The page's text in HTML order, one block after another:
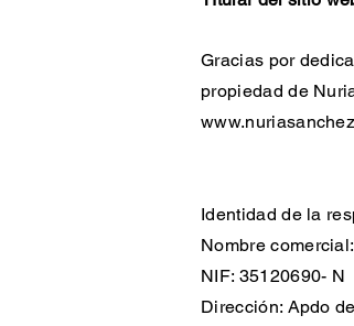
Gracias por
propiedad de
Identidad de la
Nombre
NIF: 35120690- N
Dirección: Apdo